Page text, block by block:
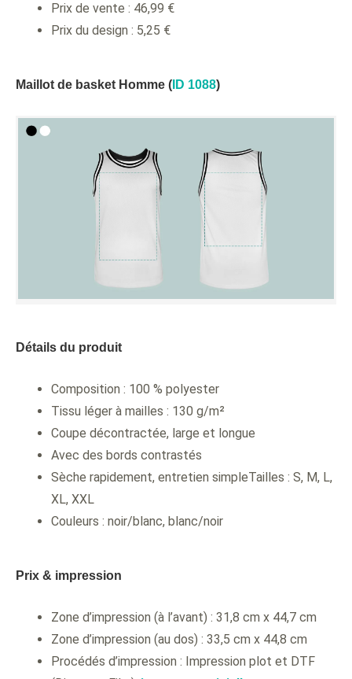
Prix de vente : 46,99 €
Prix du design : 5,25 €
Maillot de basket Homme ( ID 1088)
Détails du produit
Composition : 100 % polyester
Tissu léger à mailles : 130 g/m²
Coupe décontractée, large et longue
Avec des bords contrastés
Sèche rapidement, entretien simpleTailles : S, M, L,
XL, XXL
Couleurs : noir/blanc, blanc/noir
Prix & impression
Zone d’impression (à l’avant) : 31,8 cm x 44,7 cm
Zone d’impression (au dos) : 33,5 cm x 44,8 cm
Procédés d’impression : Impression plot et DTF